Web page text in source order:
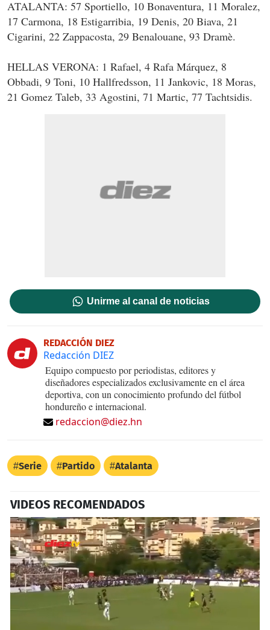
ATALANTA: 57 Sportiello, 10 Bonaventura, 11 Moralez,
17 Carmona, 18 Estigarribia, 19 Denis, 20 Biava, 21
Cigarini, 22 Zappacosta, 29 Benalouane, 93 Dramè.
HELLAS VERONA: 1 Rafael, 4 Rafa Márquez, 8
Obbadi, 9 Toni, 10 Hallfredsson, 11 Jankovic, 18 Moras,
21 Gomez Taleb, 33 Agostini, 71 Martic, 77 Tachtsidis.
Unirme al canal de noticias
REDACCIÓN DIEZ
Redacción DIEZ
Equipo compuesto por periodistas, editores y
diseñadores especializados exclusivamente en el área
deportiva, con un conocimiento profundo del fútbol
hondureño e internacional.
redaccion@diez.hn
Serie Partido Atalanta
VIDEOS RECOMENDADOS